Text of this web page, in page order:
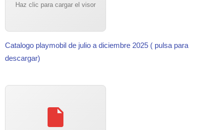
Haz clic para cargar el visor
Catalogo playmobil de julio a diciembre 2025 ( pulsa para
descargar)